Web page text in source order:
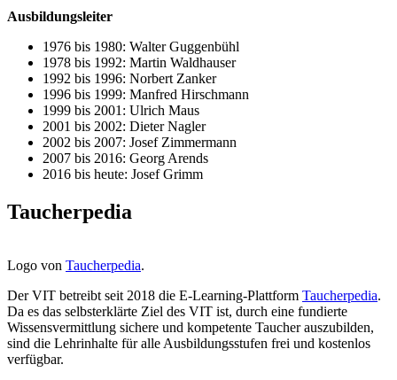
Ausbildungsleiter
1976 bis 1980: Walter Guggenbühl
1978 bis 1992: Martin Waldhauser
1992 bis 1996: Norbert Zanker
1996 bis 1999: Manfred Hirschmann
1999 bis 2001: Ulrich Maus
2001 bis 2002: Dieter Nagler
2002 bis 2007: Josef Zimmermann
2007 bis 2016: Georg Arends
2016 bis heute: Josef Grimm
Taucherpedia
Logo von Taucherpedia.
Der VIT betreibt seit 2018 die E-Learning-Plattform Taucherpedia.
Da es das selbsterklärte Ziel des VIT ist, durch eine fundierte
Wissensvermittlung sichere und kompetente Taucher auszubilden,
sind die Lehrinhalte für alle Ausbildungsstufen frei und kostenlos
verfügbar.